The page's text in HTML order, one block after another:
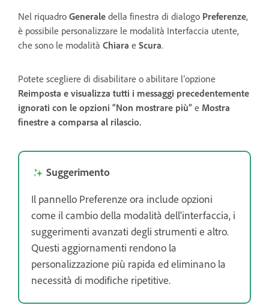
Nel riquadro Generale della finestra di dialogo Preferenze,
è possibile personalizzare le modalità Interfaccia utente,
che sono le modalità Chiara e Scura.
Potete scegliere di disabilitare o abilitare l’opzione
Reimposta e visualizza tutti i messaggi precedentemente
ignorati con le opzioni “Non mostrare più” e Mostra
finestre a comparsa al rilascio.
Suggerimento
Il pannello Preferenze ora include opzioni
come il cambio della modalità dell'interfaccia, i
suggerimenti avanzati degli strumenti e altro.
Questi aggiornamenti rendono la
personalizzazione più rapida ed eliminano la
necessità di modifiche ripetitive.